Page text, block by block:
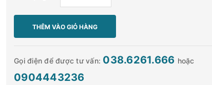
THÊM VÀO GIỎ HÀNG
Gọi điện để được tư vấn: 038.6261.666 hoặc
0904443236